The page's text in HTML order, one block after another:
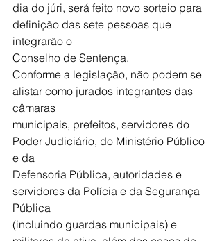
dia do júri, será feito novo sorteio para
definição das sete pessoas que
integrarão o
Conselho de Sentença.
Conforme a legislação, não podem se
alistar como jurados integrantes das
câmaras
municipais, prefeitos, servidores do
Poder Judiciário, do Ministério Público
e da
Defensoria Pública, autoridades e
servidores da Polícia e da Segurança
Pública
(incluindo guardas municipais) e